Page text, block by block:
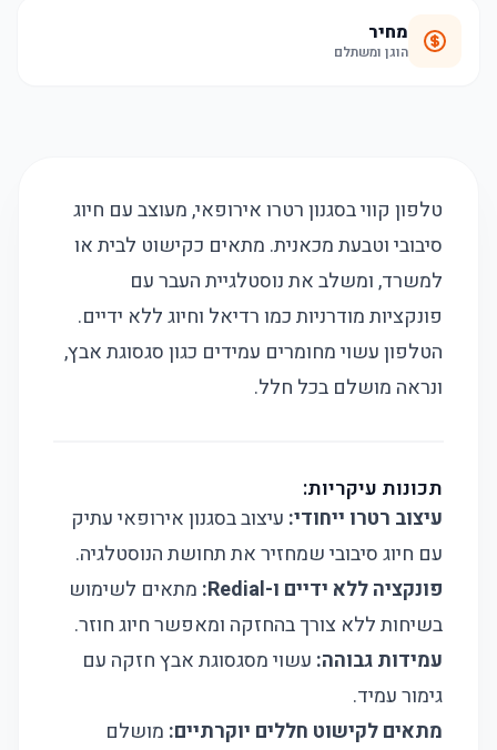
מחיר
הוגן ומשתלם
טלפון קווי בסגנון רטרו אירופאי, מעוצב עם חיוג
סיבובי וטבעת מכאנית. מתאים כקישוט לבית או
למשרד, ומשלב את נוסטלגיית העבר עם
פונקציות מודרניות כמו רדיאל וחיוג ללא ידיים.
הטלפון עשוי מחומרים עמידים כגון סגסוגת אבץ,
ונראה מושלם בכל חלל.
תכונות עיקריות:
עיצוב רטרו ייחודי: עיצוב בסגנון אירופאי עתיק
עם חיוג סיבובי שמחזיר את תחושת הנוסטלגיה.
פונקציה ללא ידיים ו-Redial:
מתאים לשימוש
בשיחות ללא צורך בהחזקה ומאפשר חיוג חוזר.
עמידות גבוהה: עשוי מסגסוגת אבץ חזקה עם
גימור עמיד.
מתאים לקישוט חללים יוקרתיים: מושלם